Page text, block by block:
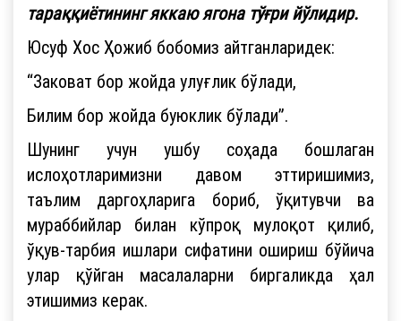
тараққиётининг яккаю ягона тўғри йўлидир.
Юсуф Хос Ҳожиб бобомиз айтганларидек:
“Заковат бор жойда улуғлик бўлади,
Билим бор жойда буюклик бўлади”.
Шунинг учун ушбу соҳада бошлаган
ислоҳотларимизни давом эттиришимиз,
таълим даргоҳларига бориб, ўқитувчи ва
мураббийлар билан кўпроқ мулоқот қилиб,
ўқув-тарбия ишлари сифатини ошириш бўйича
улар қўйган масалаларни биргаликда ҳал
этишимиз керак.